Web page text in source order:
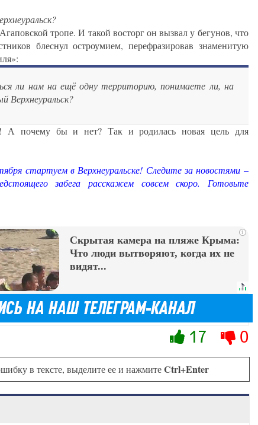
тропе. И такой восторг он вызвал у бегунов, что
блеснул остроумием, перефразировав знаменитую
ли нам на ещё одну территорию, понимаете ли, на
Верхнеуральск?
А почему бы и нет? Так и родилась новая цель для
стартуем в Верхнеуральске! Следите за новостями –
забега расскажем совсем скоро. Готовьте
i
Скрытая камера на пляже Крыма:
Что люди вытворяют, когда их не
видят...
17 0
в тексте, выделите ее и нажмитеCtrl+Enter